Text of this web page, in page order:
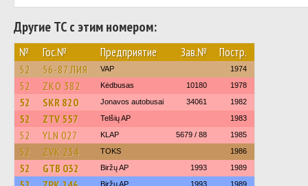
Другие ТС с этим номером:
№ Гос.№ Предприятие Зав.№ Постр.
52 56-87 ЛИЯ VAP 1974
52 ZKO 382 Kėdbusas 10180 1978
52 SKR 820 Jonavos autobusai 34061 1982
52 ZTV 557 Telšių AP 1983
52 YLN 027 KLAP 5679 / 88 1985
52 ZVK 234 TOKS 1986
52 GTB 032 Biržų AP 1993 1989
Biržų AP 1993 1989